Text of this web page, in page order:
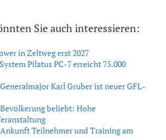
Sie auch interessieren:
in Zeltweg erst 2027
Pilatus PC-7 erreicht 75.000
Karl Gruber ist neuer GFL-
beliebt: Hohe
Teilnehmer und Training am